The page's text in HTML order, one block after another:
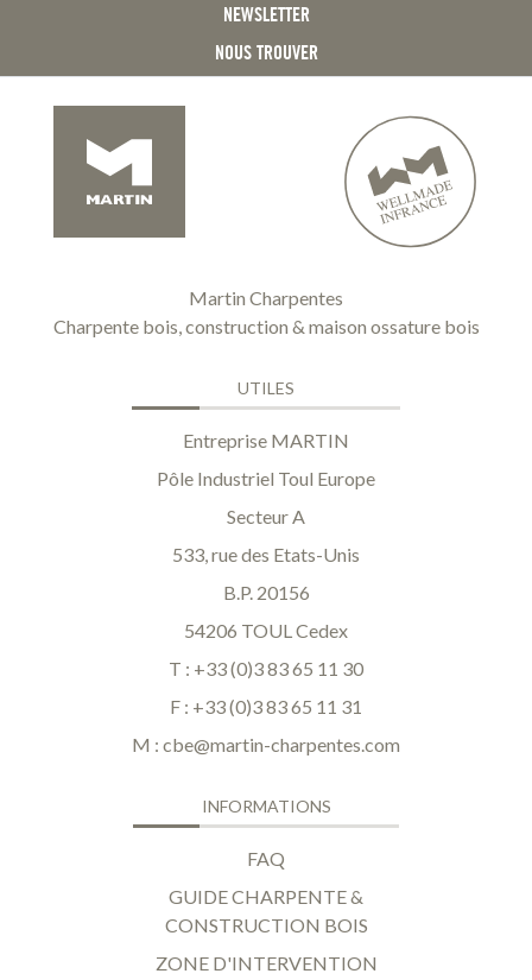
NEWSLETTER
NOUS TROUVER
Martin Charpentes
Charpente bois, construction & maison ossature bois
UTILES
Entreprise MARTIN
Pôle Industriel Toul Europe
Secteur A
533, rue des Etats-Unis
B.P. 20156
54206 TOUL Cedex
T : +33 (0)3 83 65 11 30
F : +33 (0)3 83 65 11 31
M : cbe@martin-charpentes.com
INFORMATIONS
FAQ
GUIDE CHARPENTE &
CONSTRUCTION BOIS
ZONE D'INTERVENTION